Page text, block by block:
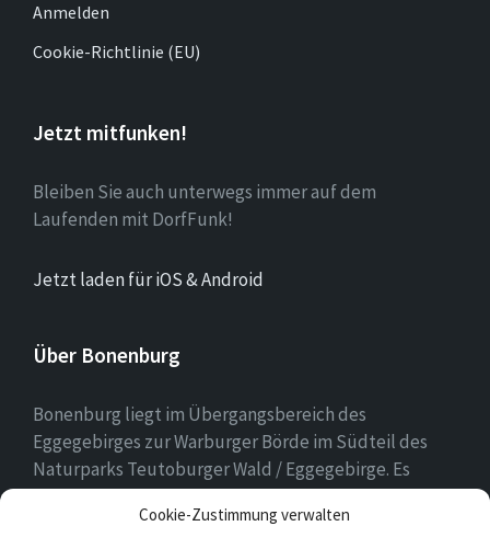
Cookie-Zustimmung verwalten
Anmelden
Cookie-Richtlinie (EU)
Jetzt mitfunken!
Bleiben Sie auch unterwegs immer auf dem
Laufenden mit DorfFunk!
Jetzt laden für iOS & Android
Über Bonenburg
Bonenburg liegt im Übergangsbereich des
Eggegebirges zur Warburger Börde im Südteil des
Naturparks Teutoburger Wald / Eggegebirge. Es
gehört zur Stadt Warburg und dem Kreis Höxter in
Nordrhein-Westfalen.